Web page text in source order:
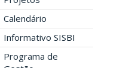
Calendário
Informativo SISBI
Programa de